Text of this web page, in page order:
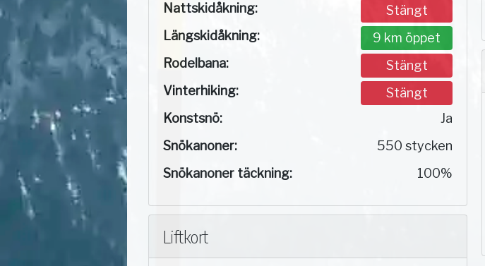
Nattskidåkning:
Stängt
Längskidåkning:
9 km öppet
Rodelbana:
Stängt
Vinterhiking:
Stängt
Konstsnö:
Ja
Snökanoner:
550 stycken
Snökanoner täckning:
100%
Liftkort